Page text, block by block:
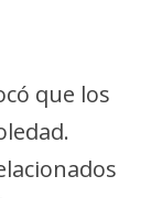
que los